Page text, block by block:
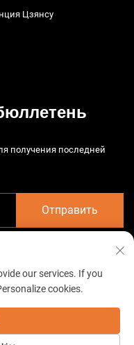
Цзянсу
получения последней
Отправить
Electromechenical Co.
конфиденциальности
our services. If you
cookies.